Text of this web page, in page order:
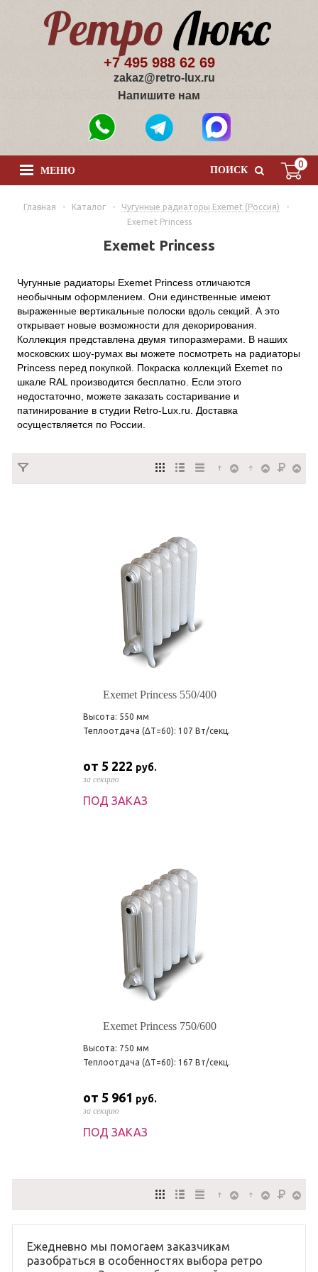
+7 495 988 62 69
zakaz@retro-lux.ru
Напишите нам
0
ПОИСК
МЕНЮ
Главная - Каталог - Чугунные радиаторы Exemet (Россия)
-
Exemet Princess
Exemet Princess
Чугунные радиаторы Exemet Princess отличаются
необычным оформлением. Они единственные имеют
выраженные вертикальные полоски вдоль секций. А это
открывает новые возможности для декорирования.
Коллекция представлена двумя типоразмерами. В наших
московских шоу-румах вы можете посмотреть на радиаторы
Princess перед покупкой. Покраска коллекций Exemet по
шкале RAL производится бесплатно. Если этого
недостаточно, можете заказать состаривание и
патинирование в студии Retro-Lux.ru. Доставка
осуществляется по России.
Exemet Princess 550/400
Высота: 550 мм
Теплоотдача (ΔT=60): 107 Вт/секц.
от 5 222 руб.
за секцию
ПОД ЗАКАЗ
Exemet Princess 750/600
Высота: 750 мм
Теплоотдача (ΔT=60): 167 Вт/секц.
от 5 961 руб.
за секцию
ПОД ЗАКАЗ
Ежедневно мы помогаем заказчикам
разобраться в особенностях выбора ретро